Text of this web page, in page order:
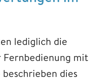
lediglich die
Fernbedienung mit
dies